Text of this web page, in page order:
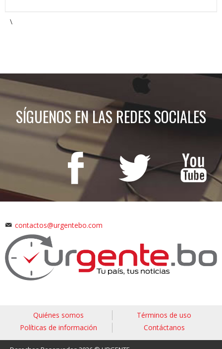
\
SÍGUENOS EN LAS REDES SOCIALES
contactos@urgentebo.com
Quiénes somos
Términos de uso
Políticas de información
Contáctanos